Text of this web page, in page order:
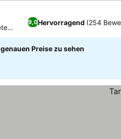
9,0Hervorragend (254
Preise zu sehen